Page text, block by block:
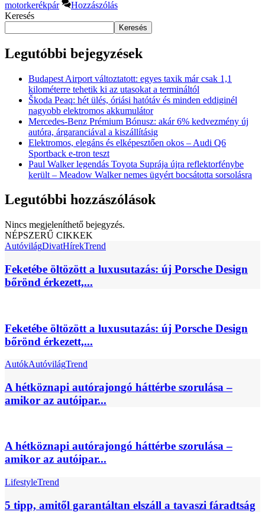
motorkerékpár
Hozzászólás
Keresés
Keresés
Legutóbbi bejegyzések
Budapest Airport változtatott: egyes taxik már csak 1,1
kilométerre tehetik ki az utasokat a termináltól
Škoda Peaq: hét ülés, óriási hatótáv és minden eddiginél
nagyobb elektromos akkumulátor
Mercedes-Benz Prémium Bónusz: akár 6% kedvezmény új
autóra, árgaranciával a kiszállításig
Elektromos, elegáns és elképesztően okos – Audi Q6
Sportback e-tron teszt
Paul Walker legendás Toyota Suprája újra reflektorfénybe
került – Meadow Walker nemes ügyért bocsátotta sorsolásra
Legutóbbi hozzászólások
Nincs megjeleníthető bejegyzés.
NÉPSZERŰ CIKKEK
AutóvilágDivatHírekTrend
Feketébe öltözött a luxusutazás: új Porsche Design
bőrönd érkezett,...
Feketébe öltözött a luxusutazás: új Porsche Design
bőrönd érkezett,...
AutókAutóvilágTrend
A hétköznapi autórajongó háttérbe szorulása –
amikor az autóipar...
A hétköznapi autórajongó háttérbe szorulása –
amikor az autóipar...
LifestyleTrend
5 tipp, amitől garantáltan elszáll a tavaszi fáradtság